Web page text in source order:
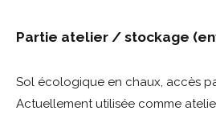
Partie atelier / stockage
Sol écologique en chaux, accès
Actuellement utilisée comme